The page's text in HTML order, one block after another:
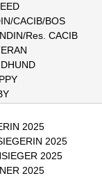
CACIB/BOS
Res. CACIB
2025
2025
2025
2025